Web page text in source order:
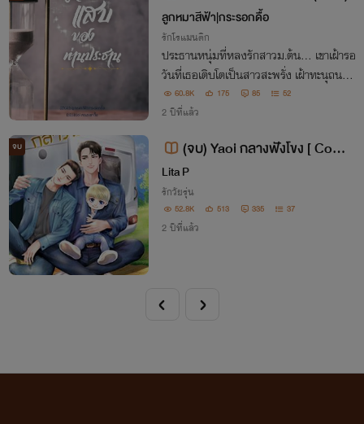
ลูกหมาสีฟ้า|กระรอกดื้อ
รักโรแมนติก
ประธานหนุ่มที่หลงรักสาวม.ต้น… เขาเฝ้ารอ
วันที่เธอเติบโตเป็นสาวสะพรั่ง เฝ้าทะนุถนอม
เธอราวกับไข่ในหินและเมื่อถึงเวลาที่เหมาะส
ม เขาจึงตัดสินใจทำทุกอย่างเพื่อให้เธอเป็นข
60.8K 175 85 52
2 ปีที่แล้ว
จบ
(จบ) Yaoi กลางฟังโขง [ Come
on Bro! ]
Lita P
รักวัยรุ่น
52.8K 513 335 37
2 ปีที่แล้ว